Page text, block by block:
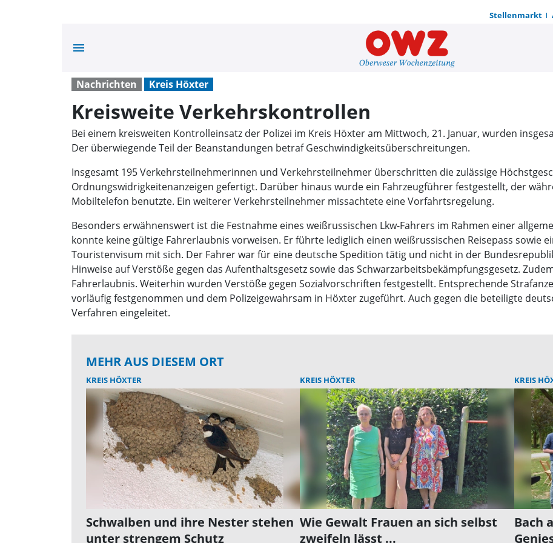
Stellenmarkt
menu Kreisweite
Nachrichten Kreis Höxter
Kreisweite Verkehrskontrollen
Bei einem kreisweiten Kontrolleinsatz der Polizei im Kreis Höxter am Mittwoch, 21. Januar, wurden
Der überwiegende Teil der Beanstandungen betraf Geschwindigkeitsüberschreitungen.
Insgesamt 195 Verkehrsteilnehmerinnen und Verkehrsteilnehmer überschritten die zulässige
Ordnungswidrigkeitenanzeigen gefertigt. Darüber hinaus wurde ein Fahrzeugführer festgestellt, der
Mobiltelefon benutzte. Ein weiterer Verkehrsteilnehmer missachtete eine Vorfahrtsregelung.
Besonders erwähnenswert ist die Festnahme eines weißrussischen Lkw-Fahrers im Rahmen einer
konnte keine gültige Fahrerlaubnis vorweisen. Er führte lediglich einen weißrussischen Reisepass sowie
Touristenvisum mit sich. Der Fahrer war für eine deutsche Spedition tätig und nicht in der
Hinweise auf Verstöße gegen das Aufenthaltsgesetz sowie das Schwarzarbeitsbekämpfungsgesetz.
Fahrerlaubnis. Weiterhin wurden Verstöße gegen Sozialvorschriften festgestellt. Entsprechende
vorläufig festgenommen und dem Polizeigewahrsam in Höxter zugeführt. Auch gegen die beteiligte
Verfahren eingeleitet.
MEHR AUS DIESEM ORT
KREIS HÖXTER
Schwalben und ihre Nester stehen
unter strengem Schutz
KREIS HÖXTER
Wie Gewalt Frauen an sich selbst
zweifeln lässt ...
KREIS
Bach